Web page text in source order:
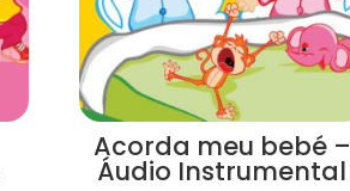
Acorda meu bebé –
Áudio Instrumental